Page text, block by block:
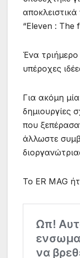
αποκλειστικά
“Eleven : The
Ένα
υπέροχες
Για ακόμη
δημιουργίες
που
άλλωστε
To ER MAG